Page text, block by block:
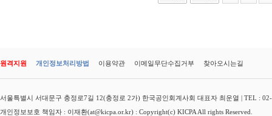
원격지원 개인정보처리방법 이용약관 이메일무단수집거부 찾아오시는길
서울특별시 서대문구 충정로7길 12(충정로 2가) 한국공인회계사회 대표자 최운열 | TEL :
개인정보보호 책임자 : 이재환(at@kicpa.or.kr) : Copyright(c) KICPA All rights Reserved.